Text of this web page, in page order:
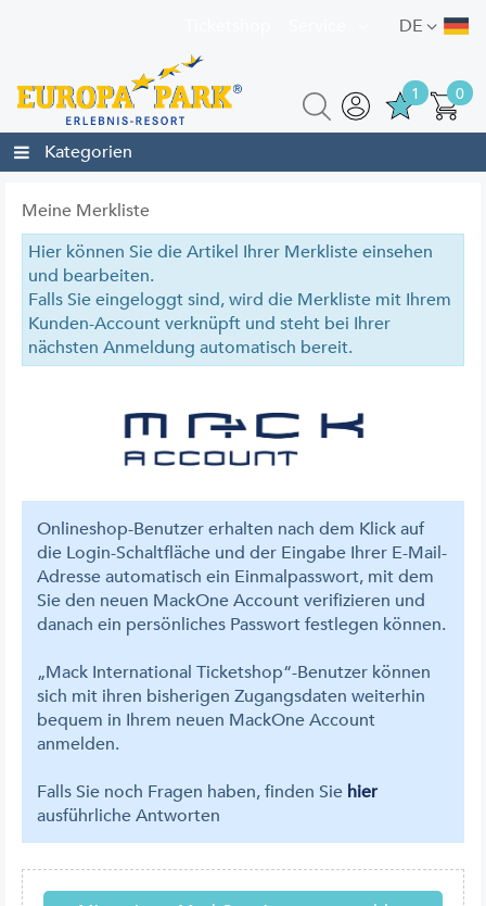
DE
0
1
Kategorien
Meine Merkliste
Hier können Sie die Artikel Ihrer Merkliste einsehen
und bearbeiten.
Falls Sie eingeloggt sind, wird die Merkliste mit Ihrem
Kunden-Account verknüpft und steht bei Ihrer
nächsten Anmeldung automatisch bereit.
Onlineshop-Benutzer erhalten nach dem Klick auf
die Login-Schaltfläche und der Eingabe Ihrer E-Mail-
Adresse automatisch ein Einmalpasswort, mit dem
Sie den neuen MackOne Account verifizieren und
danach ein persönliches Passwort festlegen können.
„Mack International Ticketshop“-Benutzer können
sich mit ihren bisherigen Zugangsdaten weiterhin
bequem in Ihrem neuen MackOne Account
anmelden.
Falls Sie noch Fragen haben, finden Sie hier
ausführliche Antworten